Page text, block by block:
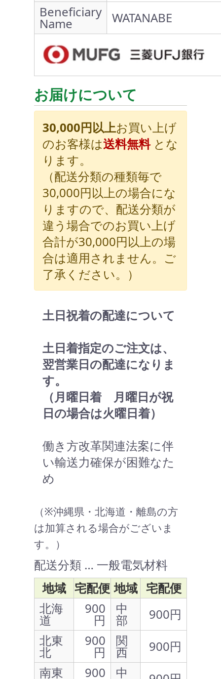
Beneficiary
Name WATANABE
お届けについて
30,000円以上お買い上げ
のお客様は送料無料とな
ります。
（配送分類の種類毎で
30,000円以上の場合にな
りますので、配送分類が
違う場合でのお買い上げ
合計が30,000円以上の場
合は適用されません。ご
了承ください。）
土日祝着の配達について
土日着指定のご注文は、
翌営業日の配達になりま
す。
（月曜日着 月曜日が祝
日の場合は火曜日着）
働き方改革関連法案に伴
い輸送力確保が困難なた
め
（※沖縄県・北海道・離島の方
は加算される場合がございま
す。）
配送分類 … 一般電気材料
地域 宅配便 地域 宅配便
北海
道
900
円
中
部
900円
北東
北
900
円
関
西
900円
南東
900 中